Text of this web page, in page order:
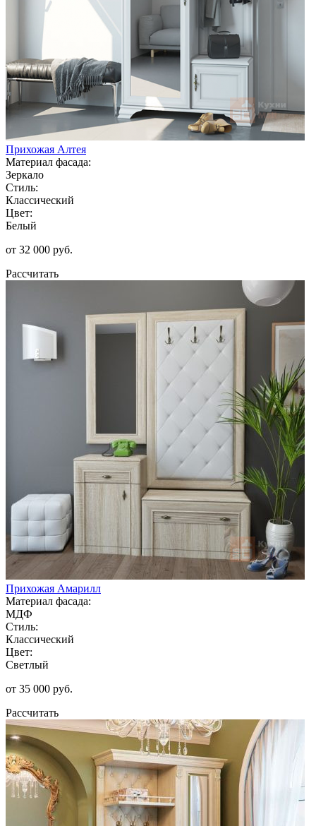
Прихожая Алтея
Материал фасада:
Зеркало
Стиль:
Классический
Цвет:
Белый
от 32 000 руб.
Рассчитать
Прихожая Амарилл
Материал фасада:
МДФ
Стиль:
Классический
Цвет:
Светлый
от 35 000 руб.
Рассчитать